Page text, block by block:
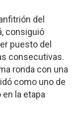
del
consiguió
puesto del
consecutivas.
ronda con una
como uno de
la etapa